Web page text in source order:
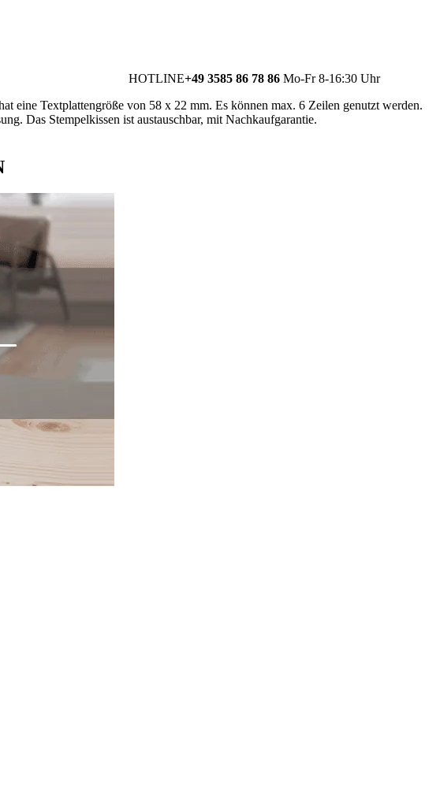
HOTLINE+49 3585 86 78 86 Mo-Fr 8-16:30 Uhr
eine Textplattengröße von 58 x 22 mm. Es können max. 6 Zeilen genutzt werden.
Das Stempelkissen ist austauschbar, mit Nachkaufgarantie.